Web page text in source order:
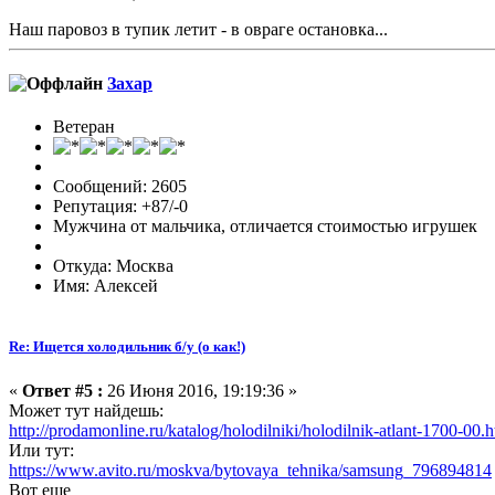
Наш паровоз в тупик летит - в овраге остановка...
Захар
Ветеран
Сообщений: 2605
Репутация: +87/-0
Мужчина от мальчика, отличается стоимостью игрушек
Откуда: Москва
Имя: Алексей
Re: Ищется холодильник б/у (о как!)
« Ответ #5 : 26 Июня 2016, 19:19:36 »
Может тут найдешь:
http://prodamonline.ru/katalog/holodilniki/holodilnik-atlant-1700-
Или тут:
https://www.avito.ru/moskva/bytovaya_tehnika/samsung_796894814
Вот еще